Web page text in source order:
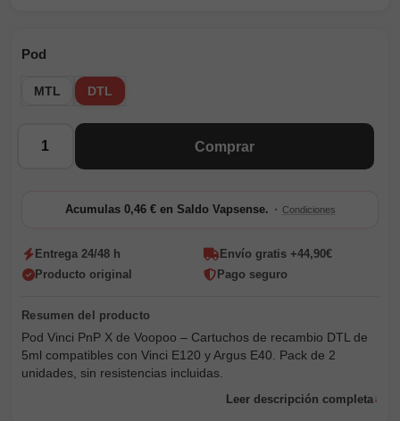
Pod
MTL DTL
Comprar
Acumulas 0,46 € en Saldo Vapsense. · Condiciones
Entrega 24/48 h
Envío gratis +44,90€
Producto original
Pago seguro
Pod Vinci PnP X de Voopoo – Cartuchos de recambio DTL de
5ml compatibles con Vinci E120 y Argus E40. Pack de 2
unidades, sin resistencias incluidas.
Leer descripción completa